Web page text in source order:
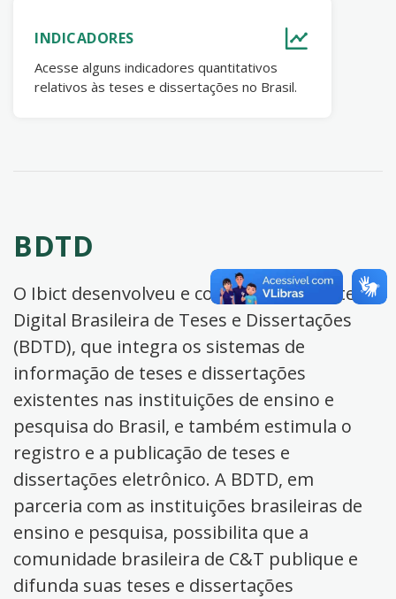
INDICADORES
Acesse alguns indicadores quantitativos
relativos às teses e dissertações no Brasil.
BDTD
O Ibict desenvolveu e coordena a Biblioteca
Digital Brasileira de Teses e Dissertações
(BDTD), que integra os sistemas de
informação de teses e dissertações
existentes nas instituições de ensino e
pesquisa do Brasil, e também estimula o
registro e a publicação de teses e
dissertações eletrônico. A BDTD, em
parceria com as instituições brasileiras de
ensino e pesquisa, possibilita que a
comunidade brasileira de C&T publique e
difunda suas teses e dissertações